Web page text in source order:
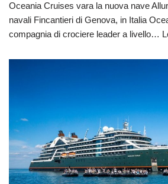
Oceania Cruises vara la nuova nave
navali Fincantieri di Genova, in Italia
compagnia di crociere leader a livello…